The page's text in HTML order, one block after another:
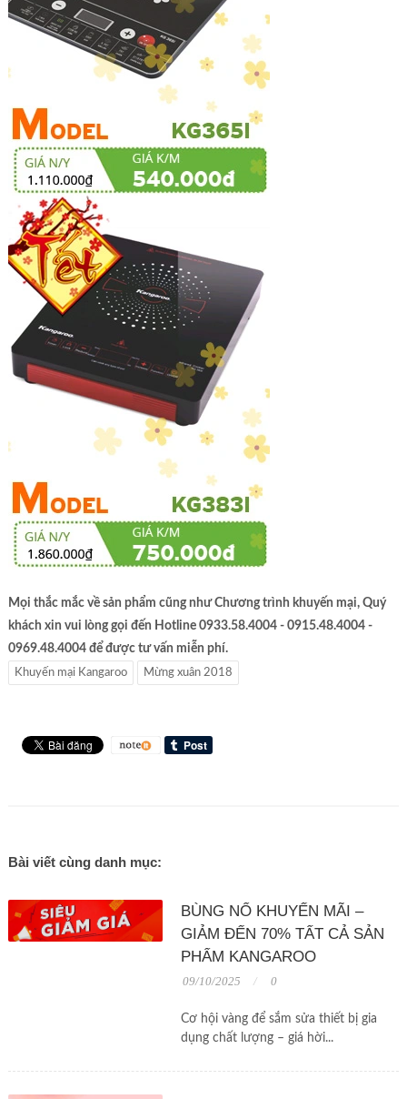
Mọi thắc mắc về sản phẩm cũng như Chương trình khuyến mại, Quý
khách xin vui lòng gọi đến Hotline 0933.58.4004 - 0915.48.4004 -
0969.48.4004 để được tư vấn miễn phí.
Khuyến mại Kangaroo Mừng xuân 2018
Bài viết cùng danh mục:
BÙNG NỔ KHUYẾN MÃI –
GIẢM ĐẾN 70% TẤT CẢ SẢN
PHẨM KANGAROO
09/10/2025 0
Cơ hội vàng để sắm sửa thiết bị gia
dụng chất lượng – giá hời...